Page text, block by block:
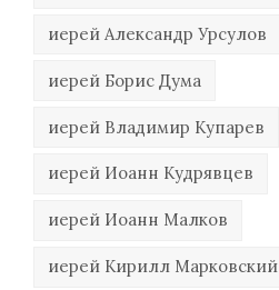
иерей Александр Урсулов
иерей Борис Дума
иерей Владимир Купарев
иерей Иоанн Кудрявцев
иерей Иоанн Малков
иерей Кирилл Марковский